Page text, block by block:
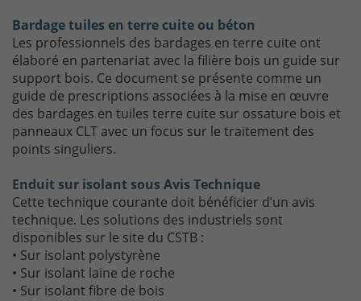
Bardage tuiles en terre cuite ou béton
Les professionnels des bardages en terre cuite ont
élaboré en partenariat avec la filière bois un guide sur
support bois. Ce document se présente comme un
guide de prescriptions associées à la mise en œuvre
des bardages en tuiles terre cuite sur ossature bois et
panneaux CLT avec un focus sur le traitement des
points singuliers.
Enduit sur isolant sous Avis Technique
Cette technique courante doit bénéficier d’un avis
technique. Les solutions des industriels sont
disponibles sur le site du CSTB :
• Sur isolant polystyrène
• Sur isolant laine de roche
• Sur isolant fibre de bois